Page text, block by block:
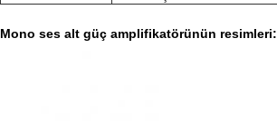
Mono ses alt güç amplifikatörünün resimleri: